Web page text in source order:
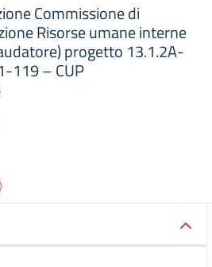
Commissione di
Risorse umane interne
progetto 13.1.2A-
119 – CUP